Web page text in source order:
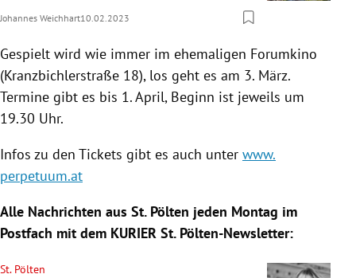
Johannes Weichhart10.02.2023
Gespielt wird wie immer im ehemaligen Forumkino
(Kranzbichlerstraße 18), los geht es am 3. März.
Termine gibt es bis 1. April, Beginn ist jeweils um
19.30 Uhr.
Infos zu den Tickets gibt es auch unter www.
perpetuum.at
Alle Nachrichten aus St. Pölten jeden Montag im
Postfach mit dem KURIER St. Pölten-Newsletter:
St. Pölten